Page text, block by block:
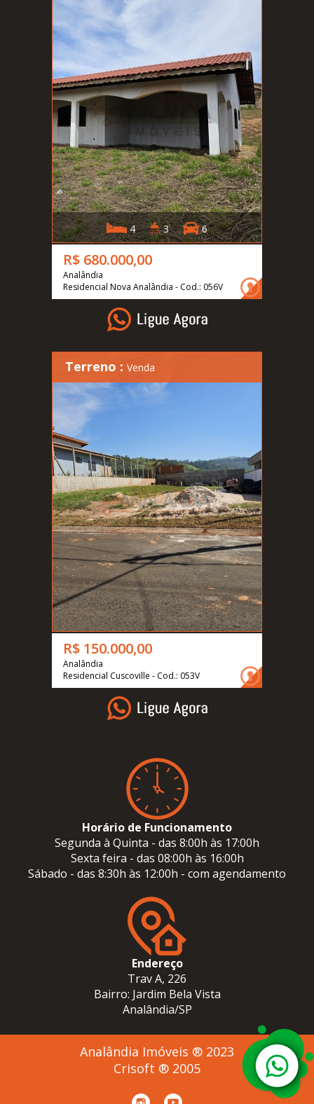
4 3 6
R$ 680.000,00
Analândia
Residencial Nova Analândia - Cod.: 056V
Terreno : Venda
R$ 150.000,00
Analândia
Residencial Cuscoville - Cod.: 053V
Horário de Funcionamento
Segunda à Quinta - das 8:00h às 17:00h
Sexta feira - das 08:00h às 16:00h
Sábado - das 8:30h às 12:00h - com agendamento
Endereço
Trav A, 226
Bairro: Jardim Bela Vista
Analândia/SP
Analândia Imóveis ® 2023
Crisoft ® 2005